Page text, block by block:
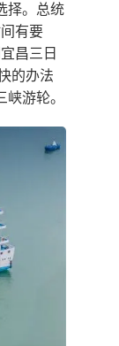
择。总统
有要
昌三日
的办法
游轮。